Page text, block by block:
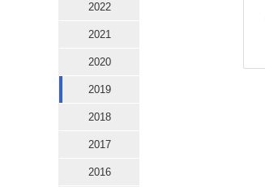
2022
2021
2020
2019
2018
2017
2016